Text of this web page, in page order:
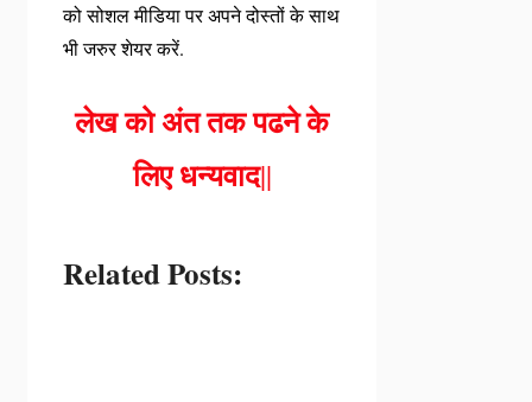
को सोशल मीडिया पर अपने दोस्तों के साथ
भी जरुर शेयर करें.
लेख को अंत तक पढने के
लिए धन्यवाद||
Related Posts: